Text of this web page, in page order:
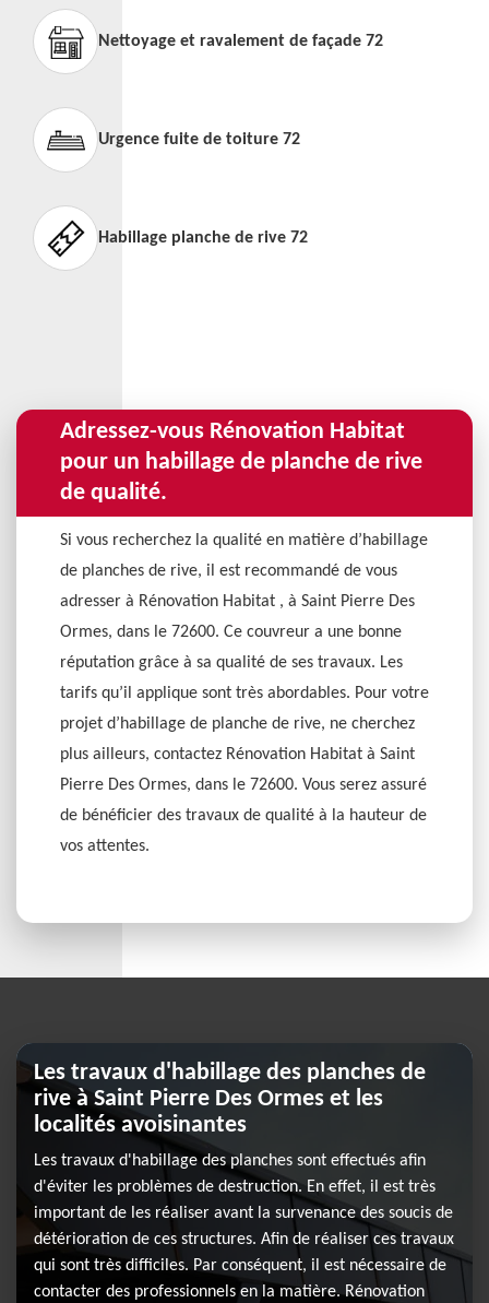
Nettoyage et ravalement de façade 72
Urgence fuite de toiture 72
Habillage planche de rive 72
Adressez-vous Rénovation Habitat
pour un habillage de planche de rive
de qualité.
Si vous recherchez la qualité en matière d’habillage
de planches de rive, il est recommandé de vous
adresser à Rénovation Habitat , à Saint Pierre Des
Ormes, dans le 72600. Ce couvreur a une bonne
réputation grâce à sa qualité de ses travaux. Les
tarifs qu’il applique sont très abordables. Pour votre
projet d’habillage de planche de rive, ne cherchez
plus ailleurs, contactez Rénovation Habitat à Saint
Pierre Des Ormes, dans le 72600. Vous serez assuré
de bénéficier des travaux de qualité à la hauteur de
vos attentes.
Les travaux d'habillage des planches de
rive à Saint Pierre Des Ormes et les
localités avoisinantes
Les travaux d'habillage des planches sont effectués afin
d'éviter les problèmes de destruction. En effet, il est très
important de les réaliser avant la survenance des soucis de
détérioration de ces structures. Afin de réaliser ces travaux
qui sont très difficiles. Par conséquent, il est nécessaire de
contacter des professionnels en la matière. Rénovation